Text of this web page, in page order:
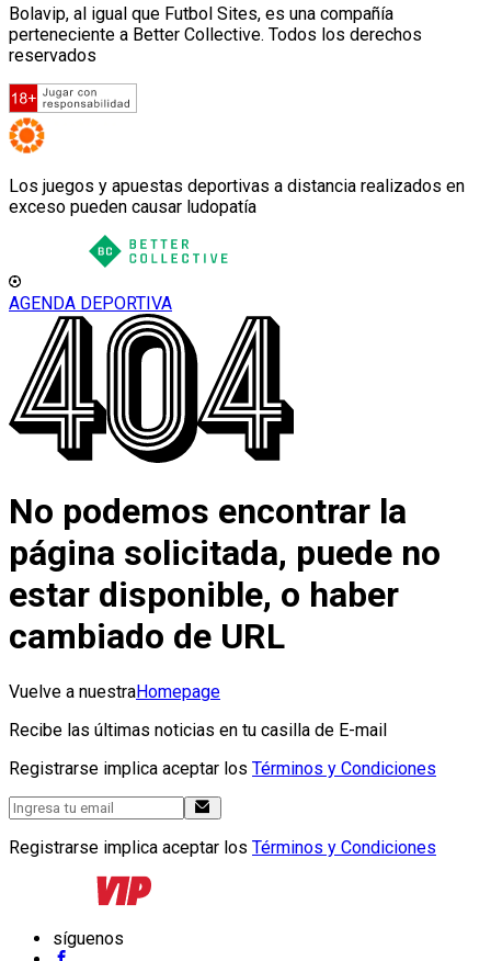
Bolavip, al igual que Futbol Sites, es una compañía
perteneciente a Better Collective. Todos los derechos
reservados
Los juegos y apuestas deportivas a distancia realizados en
exceso pueden causar ludopatía
AGENDA DEPORTIVA
No podemos encontrar la
página solicitada, puede no
estar disponible, o haber
cambiado de URL
Vuelve a nuestraHomepage
Recibe las últimas noticias en tu casilla de E-mail
Registrarse implica aceptar los Términos y Condiciones
Registrarse implica aceptar los Términos y Condiciones
síguenos